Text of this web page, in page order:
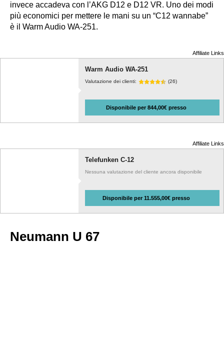
invece accadeva con l’AKG D12 e D12 VR. Uno dei modi
più economici per mettere le mani su un “C12 wannabe”
è il Warm Audio WA-251.
Affiliate Links
Warm Audio WA-251
Valutazione dei clienti: (26)
Disponibile per 844,00€ presso
Affiliate Links
Telefunken C-12
Nessuna valutazione del cliente ancora disponibile
Disponibile per 11.555,00€ presso
Neumann U 67